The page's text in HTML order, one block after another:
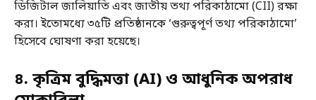
ডিজিটাল জালিয়াতি এবং জাতীয় তথ্য পরিকাঠামো (CII) রক্ষা
করা। ইতোমধ্যে ৩৫টি প্রতিষ্ঠানকে ‘গুরুত্বপূর্ণ তথ্য পরিকাঠামো’
হিসেবে ঘোষণা করা হয়েছে।
৪. কৃত্রিম বুদ্ধিমত্তা (AI) ও আধুনিক অপরাধ